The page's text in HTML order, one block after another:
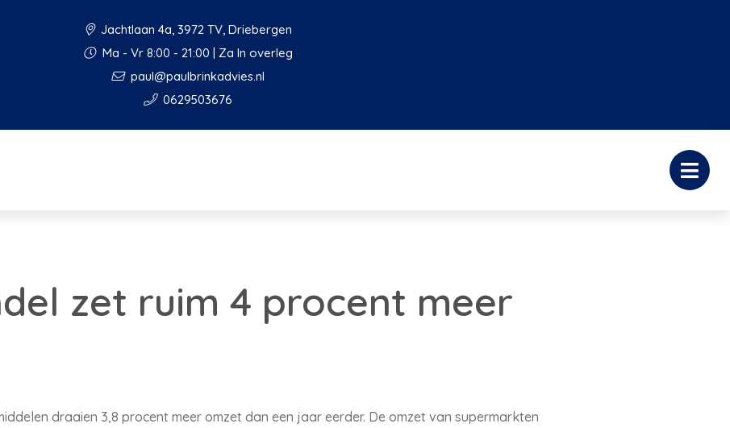
Jachtlaan 4a, 3972 TV, Driebergen
Ma - Vr 8:00 - 21:00 | Za In overleg
paul@paulbrinkadvies.nl
0629503676
zet ruim 4 procent meer
draaien 3,8 procent meer omzet dan een jaar eerder. De omzet van supermarkten